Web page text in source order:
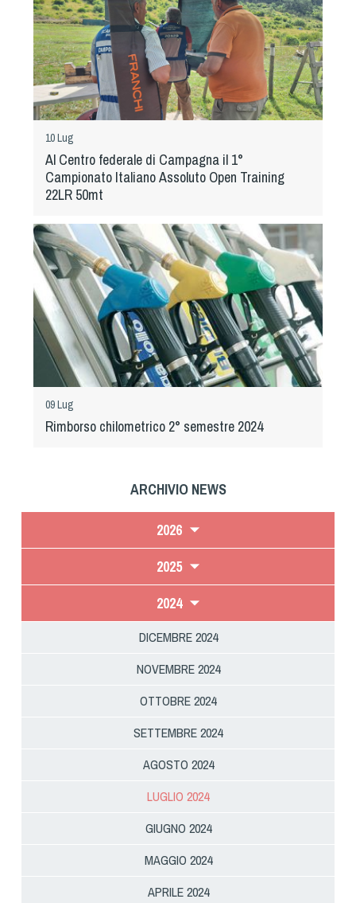
10 Lug
Al Centro federale di Campagna il 1°
Campionato Italiano Assoluto Open Training
22LR 50mt
09 Lug
Rimborso chilometrico 2° semestre 2024
ARCHIVIO NEWS
2026
2025
2024
DICEMBRE 2024
NOVEMBRE 2024
OTTOBRE 2024
SETTEMBRE 2024
AGOSTO 2024
LUGLIO 2024
GIUGNO 2024
MAGGIO 2024
APRILE 2024